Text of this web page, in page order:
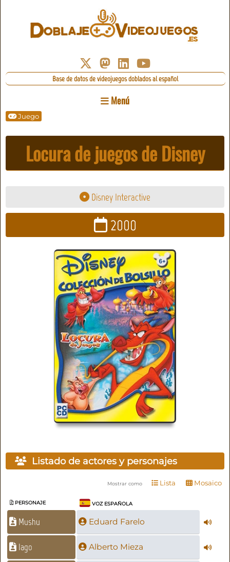
Base de datos de videojuegos doblados al español
Menú
Juego
Locura de juegos de Disney
Disney Interactive
2000
Listado de actores y personajes
Mostrar como Lista Mosaico
PERSONAJE VOZ ESPAÑOLA
Mushu Eduard Farelo
Iago Alberto Mieza